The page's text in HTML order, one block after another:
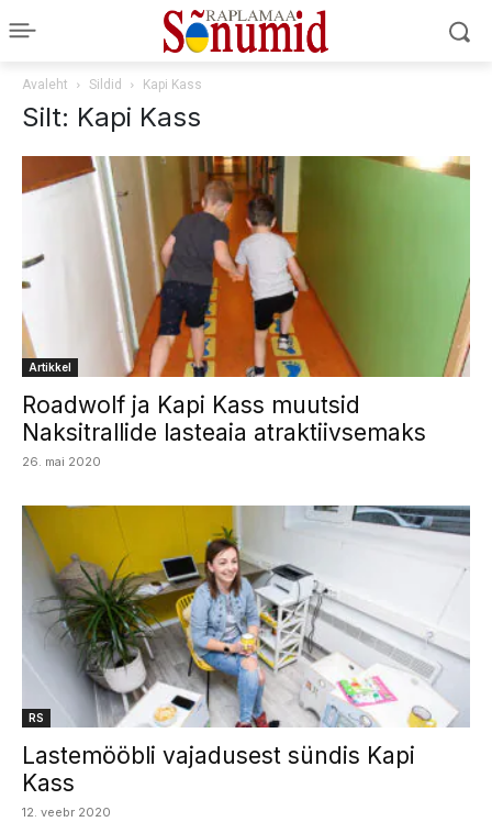
Avaleht Sildid Kapi Kass
Silt: Kapi Kass
Artikkel
Roadwolf ja Kapi Kass muutsid
Naksitrallide lasteaia atraktiivsemaks
26. mai 2020
RS
Lastemööbli vajadusest sündis Kapi
Kass
12. veebr 2020